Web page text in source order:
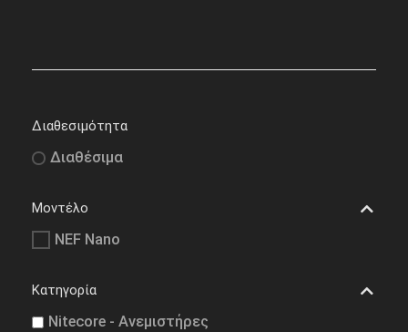
Διαθεσιμότητα
Διαθέσιμα
Μοντέλο
NEF Nano
Κατηγορία
Nitecore - Ανεμιστήρες